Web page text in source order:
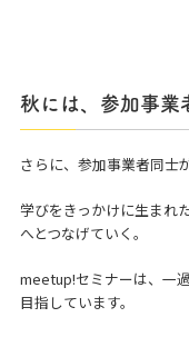
秋には、参加事業
さらに、参加事業者同士
学びをきっかけに生まれ
へとつなげていく。
meetup!セミナーは、一
目指しています。